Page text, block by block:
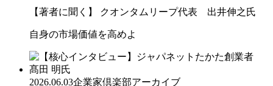
【著者に聞く】 クオンタムリープ代表 出井伸之氏
自身の市場価値を高めよ
2026.06.03企業家倶楽部アーカイブ